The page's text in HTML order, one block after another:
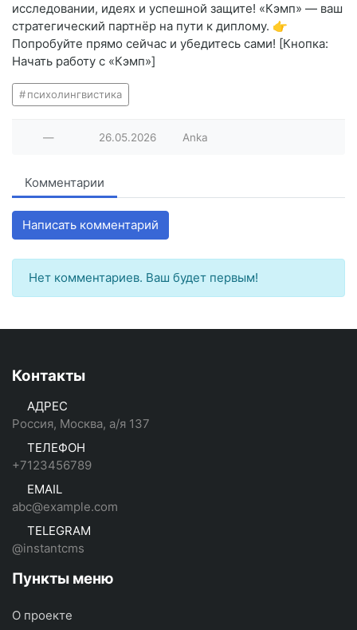
исследовании, идеях и успешной защите! «Кэмп» — ваш
стратегический партнёр на пути к диплому. 👉
Попробуйте прямо сейчас и убедитесь сами! [Кнопка:
Начать работу с «Кэмп»]
психолингвистика
— 26.05.2026 Anka
Комментарии
Написать комментарий
Нет комментариев. Ваш будет первым!
Контакты
АДРЕС
Россия, Москва, а/я 137
ТЕЛЕФОН
+7123456789
EMAIL
abc@example.com
TELEGRAM
@instantcms
Пункты меню
О проекте